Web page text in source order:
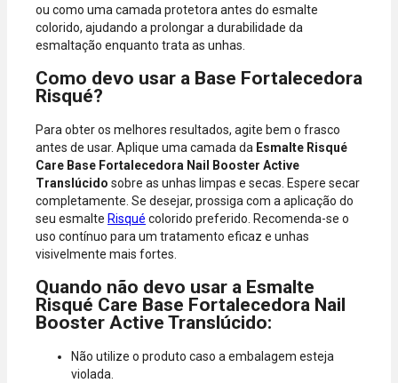
ou como uma camada protetora antes do esmalte
colorido, ajudando a prolongar a durabilidade da
esmaltação enquanto trata as unhas.
Como devo usar a Base Fortalecedora
Risqué?
Para obter os melhores resultados, agite bem o frasco
antes de usar. Aplique uma camada da Esmalte Risqué
Care Base Fortalecedora Nail Booster Active
Translúcido sobre as unhas limpas e secas. Espere secar
completamente. Se desejar, prossiga com a aplicação do
seu esmalte Risqué colorido preferido. Recomenda-se o
uso contínuo para um tratamento eficaz e unhas
visivelmente mais fortes.
Quando não devo usar a Esmalte
Risqué Care Base Fortalecedora Nail
Booster Active Translúcido:
Não utilize o produto caso a embalagem esteja
violada.